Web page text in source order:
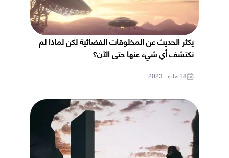
يكثر الحديث عن المخلوقات الفضائية لكن لماذا لم
نكتشف أي شيء عنها حتى الآن؟
18 مايو ، 2023